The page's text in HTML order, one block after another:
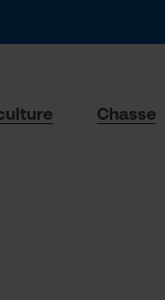
Chasse